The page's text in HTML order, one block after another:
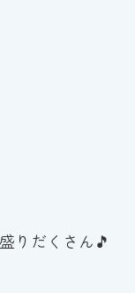
の
りだくさん🎵